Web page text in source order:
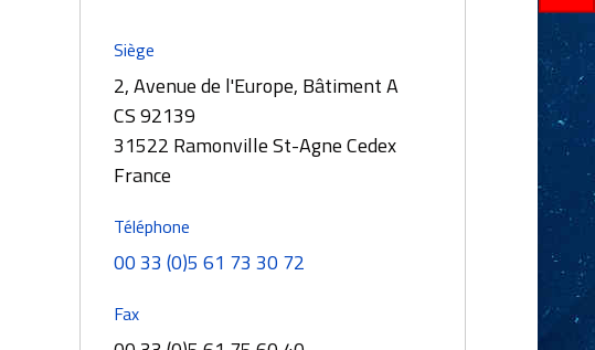
Siège
2, Avenue de l'Europe, Bâtiment A
CS 92139
31522 Ramonville St-Agne Cedex
France
Téléphone
00 33 (0)5 61 73 30 72
Fax